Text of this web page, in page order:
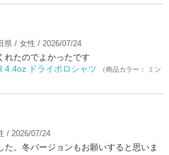
県 / 女性 / 2026/07/24
れたのでよかったです
4.4oz ドライポロシャツ
（商品カラー： ミン
/ 2026/07/24
た。冬バージョンもお願いすると思いま